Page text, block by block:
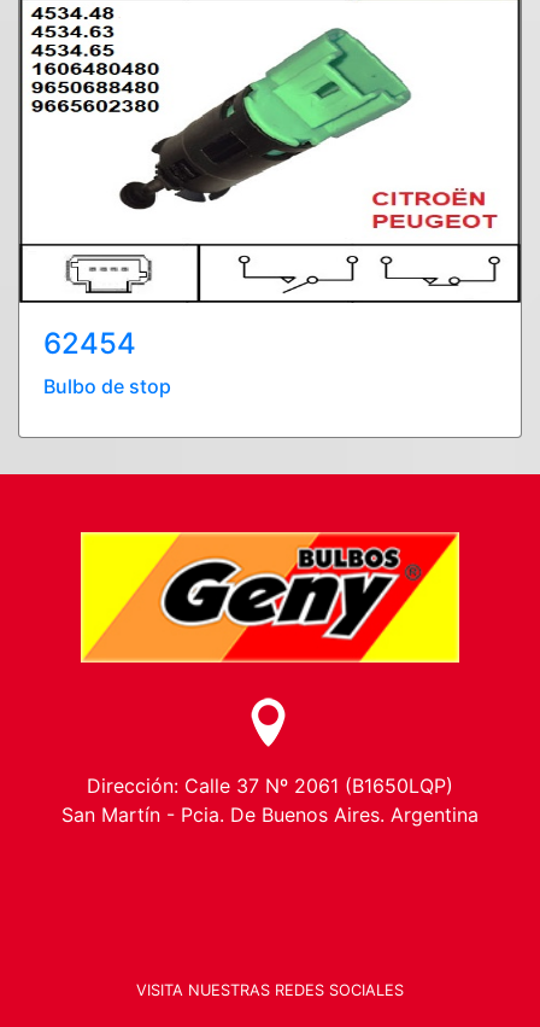
62454
Bulbo de stop
Dirección: Calle 37 Nº 2061 (B1650LQP)
San Martín - Pcia. De Buenos Aires. Argentina
VISITA NUESTRAS REDES SOCIALES